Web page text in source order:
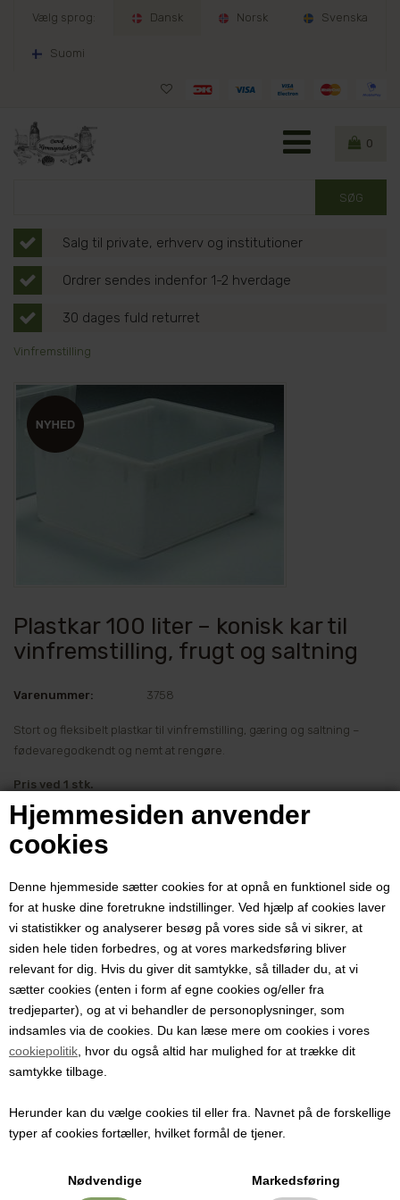
Hjemmesiden anvender
cookies
Denne hjemmeside sætter cookies for at opnå en funktionel side og
for at huske dine foretrukne indstillinger. Ved hjælp af cookies laver
vi statistikker og analyserer besøg på vores side så vi sikrer, at
siden hele tiden forbedres, og at vores markedsføring bliver
relevant for dig. Hvis du giver dit samtykke, så tillader du, at vi
sætter cookies (enten i form af egne cookies og/eller fra
tredjeparter), og at vi behandler de personoplysninger, som
indsamles via de cookies. Du kan læse mere om cookies i vores
cookiepolitik , hvor du også altid har mulighed for at trække dit
samtykke tilbage.
Herunder kan du vælge cookies til eller fra. Navnet på de forskellige
typer af cookies fortæller, hvilket formål de tjener.
Nødvendige Markedsføring
Vælg sprog: Dansk Norsk Svenska
Suomi
0
Salg til private, erhverv og institutioner
Ordrer sendes indenfor 1-2 hverdage
30 dages fuld returret
Vinfremstilling
Plastkar 100 liter – konisk kar til
vinfremstilling, frugt og saltning
Varenummer: 3758
Stort og fleksibelt plastkar til vinfremstilling, gæring og saltning –
fødevaregodkendt og nemt at rengøre.
Pris ved 1 stk.
480,00DKK
Rummeligt 100 liters konisk plastkar fremstillet af slagfast polyethylen
langtidsholdbart end hårde plastkar, som let bliver sprøde og revner.
frugt og druer til most- og vinfremstilling. Den koniske form gør det
Også velegnet til saltning og anden fødevareforarbejdning
både i køkken, bryggeri og mindre fødevareproduktioner.